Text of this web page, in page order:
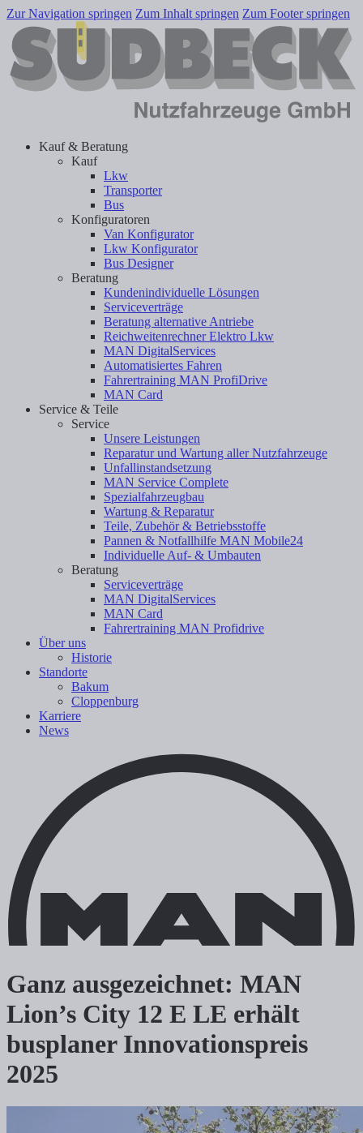
Zur Navigation springen Zum Inhalt springen Zum Footer springen
Kauf & Beratung
Kauf
Lkw
Transporter
Bus
Konfiguratoren
Van Konfigurator
Lkw Konfigurator
Bus Designer
Beratung
Kundenindividuelle Lösungen
Serviceverträge
Beratung alternative Antriebe
Reichweitenrechner Elektro Lkw
MAN DigitalServices
Automatisiertes Fahren
Fahrertraining MAN ProfiDrive
MAN Card
Service & Teile
Service
Unsere Leistungen
Reparatur und Wartung aller Nutzfahrzeuge
Unfallinstandsetzung
MAN Service Complete
Spezialfahrzeugbau
Wartung & Reparatur
Teile, Zubehör & Betriebsstoffe
Pannen & Notfallhilfe MAN Mobile24
Individuelle Auf- & Umbauten
Beratung
Serviceverträge
MAN DigitalServices
MAN Card
Fahrertraining MAN Profidrive
Über uns
Historie
Standorte
Bakum
Cloppenburg
Karriere
News
Ganz ausgezeichnet: MAN
Lion’s City 12 E LE erhält
busplaner Innovationspreis
2025